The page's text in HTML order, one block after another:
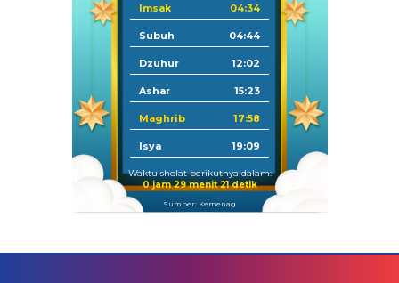
Imsak 04:34
Subuh 04:44
Dzuhur 12:02
Ashar 15:23
Maghrib 17:58
Isya 19:09
Waktu sholat berikutnya dalam:
0 jam 29 menit 20 detik
Sumber: Kemenag